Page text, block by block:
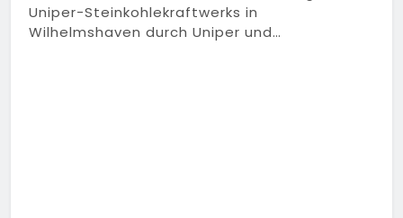
Uniper-Steinkohlekraftwerks in
Wilhelmshaven durch Uniper und…